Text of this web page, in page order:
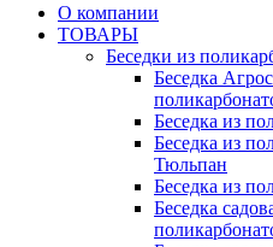
О компании
ТОВАРЫ
Беседки из
Беседка
Беседка из
Беседка из
Тюльпан
Беседка из
Беседка